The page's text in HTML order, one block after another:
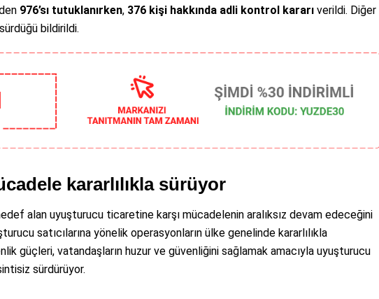
976’sı tutuklanırken, 376 kişi hakkında adli kontrol kararı verildi. Diğer
bildirildi.
kararlılıkla sürüyor
alan uyuşturucu ticaretine karşı mücadelenin aralıksız devam edeceğini
satıcılarına yönelik operasyonların ülke genelinde kararlılıkla
güçleri, vatandaşların huzur ve güvenliğini sağlamak amacıyla uyuşturucu
sürdürüyor.